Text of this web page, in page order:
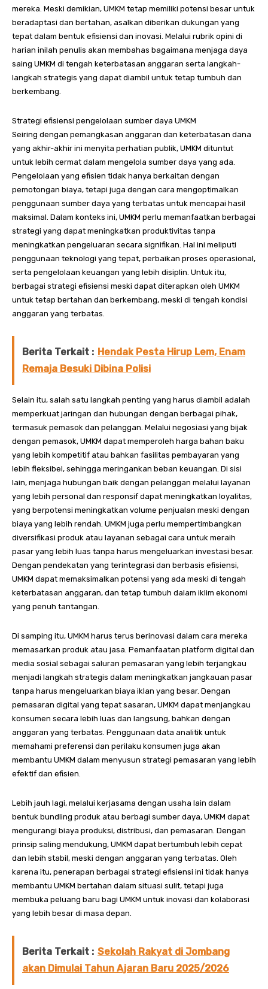
mereka. Meski demikian, UMKM tetap memiliki potensi besar untuk
beradaptasi dan bertahan, asalkan diberikan dukungan yang
tepat dalam bentuk efisiensi dan inovasi. Melalui rubrik opini di
harian inilah penulis akan membahas bagaimana menjaga daya
saing UMKM di tengah keterbatasan anggaran serta langkah-
langkah strategis yang dapat diambil untuk tetap tumbuh dan
berkembang.
Strategi efisiensi pengelolaan sumber daya UMKM
Seiring dengan pemangkasan anggaran dan keterbatasan dana
yang akhir-akhir ini menyita perhatian publik, UMKM dituntut
untuk lebih cermat dalam mengelola sumber daya yang ada.
Pengelolaan yang efisien tidak hanya berkaitan dengan
pemotongan biaya, tetapi juga dengan cara mengoptimalkan
penggunaan sumber daya yang terbatas untuk mencapai hasil
maksimal. Dalam konteks ini, UMKM perlu memanfaatkan berbagai
strategi yang dapat meningkatkan produktivitas tanpa
meningkatkan pengeluaran secara signifikan. Hal ini meliputi
penggunaan teknologi yang tepat, perbaikan proses operasional,
serta pengelolaan keuangan yang lebih disiplin. Untuk itu,
berbagai strategi efisiensi meski dapat diterapkan oleh UMKM
untuk tetap bertahan dan berkembang, meski di tengah kondisi
anggaran yang terbatas.
Berita Terkait : Hendak Pesta Hirup Lem, Enam
Remaja Besuki Dibina Polisi
Selain itu, salah satu langkah penting yang harus diambil adalah
memperkuat jaringan dan hubungan dengan berbagai pihak,
termasuk pemasok dan pelanggan. Melalui negosiasi yang bijak
dengan pemasok, UMKM dapat memperoleh harga bahan baku
yang lebih kompetitif atau bahkan fasilitas pembayaran yang
lebih fleksibel, sehingga meringankan beban keuangan. Di sisi
lain, menjaga hubungan baik dengan pelanggan melalui layanan
yang lebih personal dan responsif dapat meningkatkan loyalitas,
yang berpotensi meningkatkan volume penjualan meski dengan
biaya yang lebih rendah. UMKM juga perlu mempertimbangkan
diversifikasi produk atau layanan sebagai cara untuk meraih
pasar yang lebih luas tanpa harus mengeluarkan investasi besar.
Dengan pendekatan yang terintegrasi dan berbasis efisiensi,
UMKM dapat memaksimalkan potensi yang ada meski di tengah
keterbatasan anggaran, dan tetap tumbuh dalam iklim ekonomi
yang penuh tantangan.
Di samping itu, UMKM harus terus berinovasi dalam cara mereka
memasarkan produk atau jasa. Pemanfaatan platform digital dan
media sosial sebagai saluran pemasaran yang lebih terjangkau
menjadi langkah strategis dalam meningkatkan jangkauan pasar
tanpa harus mengeluarkan biaya iklan yang besar. Dengan
pemasaran digital yang tepat sasaran, UMKM dapat menjangkau
konsumen secara lebih luas dan langsung, bahkan dengan
anggaran yang terbatas. Penggunaan data analitik untuk
memahami preferensi dan perilaku konsumen juga akan
membantu UMKM dalam menyusun strategi pemasaran yang lebih
efektif dan efisien.
Lebih jauh lagi, melalui kerjasama dengan usaha lain dalam
bentuk bundling produk atau berbagi sumber daya, UMKM dapat
mengurangi biaya produksi, distribusi, dan pemasaran. Dengan
prinsip saling mendukung, UMKM dapat bertumbuh lebih cepat
dan lebih stabil, meski dengan anggaran yang terbatas. Oleh
karena itu, penerapan berbagai strategi efisiensi ini tidak hanya
membantu UMKM bertahan dalam situasi sulit, tetapi juga
membuka peluang baru bagi UMKM untuk inovasi dan kolaborasi
yang lebih besar di masa depan.
Berita Terkait : Sekolah Rakyat di Jombang
akan Dimulai Tahun Ajaran Baru 2025/2026